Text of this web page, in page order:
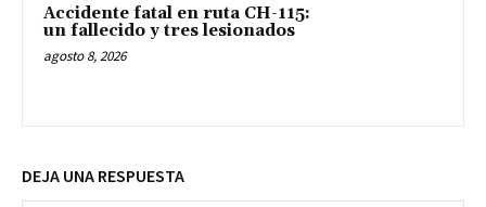
Accidente fatal en ruta CH-115:
un fallecido y tres lesionados
agosto 8, 2026
DEJA UNA RESPUESTA